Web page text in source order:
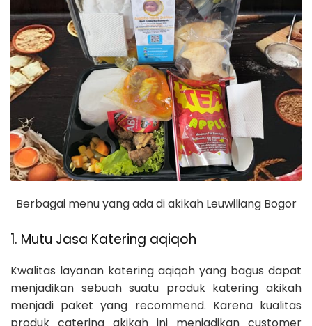
Berbagai menu yang ada di akikah Leuwiliang Bogor
1. Mutu Jasa Katering aqiqoh
Kwalitas layanan katering aqiqoh yang bagus dapat
menjadikan sebuah suatu produk katering akikah
menjadi paket yang recommend. Karena kualitas